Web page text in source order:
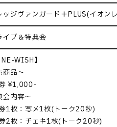
ッジヴァンガード＋PLUS(イオン
イブ＆特典会
WISH】
商品～
¥1,000-
会内容～
1枚：写メ1枚(トーク20秒)
2枚：チェキ1枚(トーク20秒)